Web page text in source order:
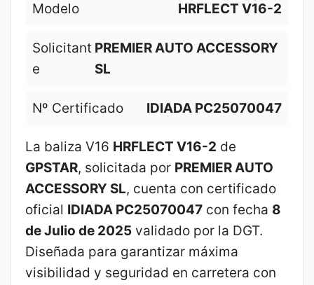
Modelo HRFLECT V16-2
Solicitant
e
PREMIER AUTO ACCESSORY
SL
Nº Certificado IDIADA PC25070047
La baliza V16 HRFLECT V16-2 de
GPSTAR, solicitada por PREMIER AUTO
ACCESSORY SL, cuenta con certificado
oficial IDIADA PC25070047 con fecha 8
de Julio de 2025 validado por la DGT.
Diseñada para garantizar máxima
visibilidad y seguridad en carretera con